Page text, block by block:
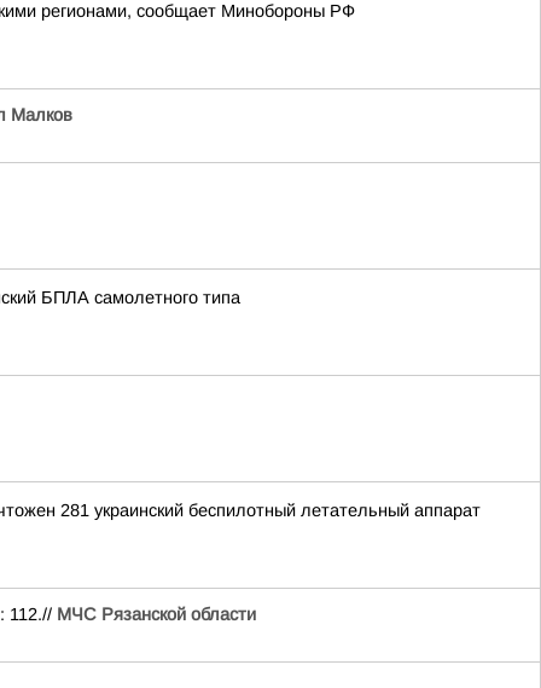
регионами, сообщает Минобороны РФ
Малков
БПЛА самолетного типа
281 украинский беспилотный летательный аппарат
112.// МЧС Рязанской области